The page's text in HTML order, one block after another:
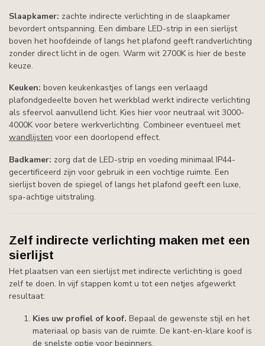
Slaapkamer: zachte indirecte verlichting in de slaapkamer
bevordert ontspanning. Een dimbare LED-strip in een sierlijst
boven het hoofdeinde of langs het plafond geeft randverlichting
zonder direct licht in de ogen. Warm wit 2700K is hier de beste
keuze.
Keuken: boven keukenkastjes of langs een verlaagd
plafondgedeelte boven het werkblad werkt indirecte verlichting
als sfeervol aanvullend licht. Kies hier voor neutraal wit 3000-
4000K voor betere werkverlichting. Combineer eventueel met
wandlijsten voor een doorlopend effect.
Badkamer: zorg dat de LED-strip en voeding minimaal IP44-
gecertificeerd zijn voor gebruik in een vochtige ruimte. Een
sierlijst boven de spiegel of langs het plafond geeft een luxe,
spa-achtige uitstraling.
Zelf indirecte verlichting maken met een
sierlijst
Het plaatsen van een sierlijst met indirecte verlichting is goed
zelf te doen. In vijf stappen komt u tot een netjes afgewerkt
resultaat:
Kies uw profiel of koof. Bepaal de gewenste stijl en het
materiaal op basis van de ruimte. De kant-en-klare koof is
de snelste optie voor beginners.